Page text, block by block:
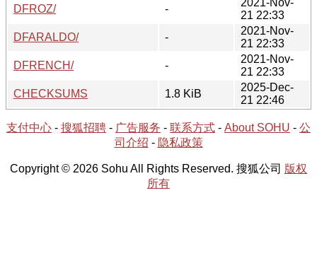
DFROZ/
-
21 22:33
DFARALDO/
-
2021-Nov-
21 22:33
DFRENCH/
-
2021-Nov-
21 22:33
CHECKSUMS
1.8 KiB
2025-Dec-
21 22:46
支付中心 - 搜狐招聘 - 广告服务 - 联系方式 - About SOHU - 公
司介绍 - 隐私政策
Copyright © 2026 Sohu All Rights Reserved. 搜狐公司 版权
所有